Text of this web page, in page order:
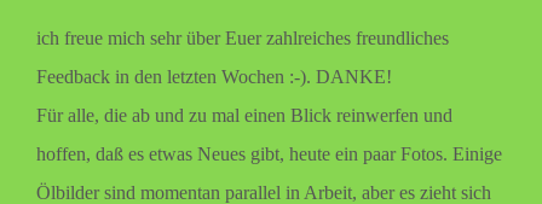
ich freue mich sehr über Euer zahlreiches freundliches
Feedback in den letzten Wochen :-). DANKE!
Für alle, die ab und zu mal einen Blick reinwerfen und
hoffen, daß es etwas Neues gibt, heute ein paar Fotos. Einige
Ölbilder sind momentan parallel in Arbeit, aber es zieht sich